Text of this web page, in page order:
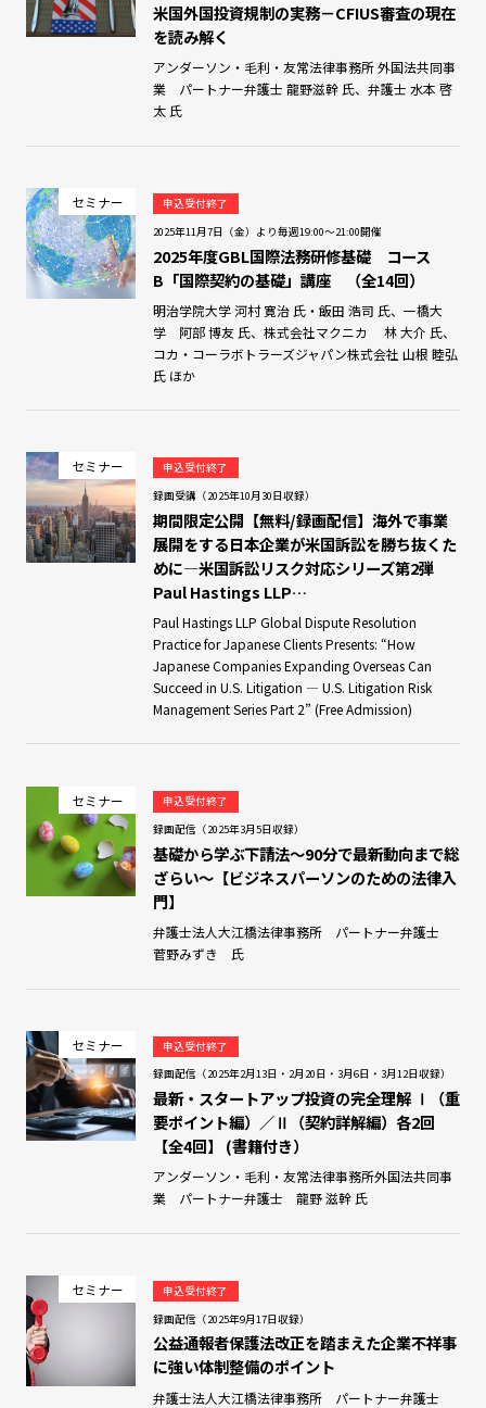
米国外国投資規制の実務－CFIUS審査の現在
を読み解く
アンダーソン・毛利・友常法律事務所 外国法共同事
業 パートナー弁護士 龍野滋幹 氏、弁護士 水本 啓
太 氏
セミナー
申込受付終了
2025年11月7日（金）より毎週19:00～21:00開催
2025年度GBL国際法務研修基礎 コース
B「国際契約の基礎」講座 （全14回）
明治学院大学 河村 寛治 氏・飯田 浩司 氏、一橋大
学 阿部 博友 氏、株式会社マクニカ 林 大介 氏、
コカ・コーラボトラーズジャパン株式会社 山根 睦弘
氏 ほか
セミナー
申込受付終了
録画受講（2025年10月30日収録）
期間限定公開【無料/録画配信】海外で事業
展開をする日本企業が米国訴訟を勝ち抜くた
めに―米国訴訟リスク対応シリーズ第2弾
Paul Hastings LLP…
Paul Hastings LLP Global Dispute Resolution
Practice for Japanese Clients Presents: “How
Japanese Companies Expanding Overseas Can
Succeed in U.S. Litigation — U.S. Litigation Risk
Management Series Part 2” (Free Admission)
セミナー
申込受付終了
録画配信（2025年3月5日収録）
基礎から学ぶ下請法～90分で最新動向まで総
ざらい～【ビジネスパーソンのための法律入
門】
弁護士法人大江橋法律事務所 パートナー弁護士
菅野みずき 氏
セミナー
申込受付終了
録画配信（2025年2月13日・2月20日・3月6日・3月12日収録）
最新・スタートアップ投資の完全理解 Ⅰ（重
要ポイント編）／Ⅱ（契約詳解編）各2回
【全4回】 (書籍付き）
アンダーソン・毛利・友常法律事務所外国法共同事
業 パートナー弁護士 龍野 滋幹 氏
セミナー
申込受付終了
録画配信（2025年9月17日収録）
公益通報者保護法改正を踏まえた企業不祥事
に強い体制整備のポイント
弁護士法人大江橋法律事務所 パートナー弁護士